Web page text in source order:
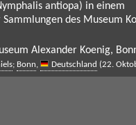
antiopa) in einem
Sammlungen des Museum
Alexander Koenig,
; Bonn, Deutschland (22.